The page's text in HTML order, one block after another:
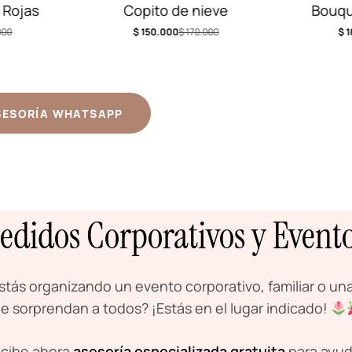
Bouquet de Girasoles
$230.000
$180.000
Beso
$
WHATSAPP
Corporativos y
organizando un evento corporativo, familiar o
sorprendan a todos? ¡Estás en el lugar indicado!